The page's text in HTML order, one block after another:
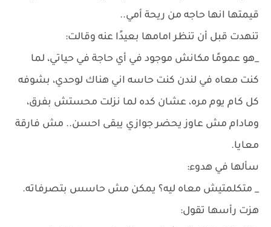
قيمتها انها حاجه من ريحة أمي..
تنهدت قبل أن تنظر امامها بعيدًا عنه وقالت:
_هو عمومًا مكانش موجود في أي حاجة في حياتي، لما
كنت معاه في لندن كنت حاسه اني هناك لوحدي، بشوفه
كل كام يوم مره، عشان كده لما نزلت محستش بفرق،
ومادام مش عاوز يحضر جوازي يبقى احسن.. مش فارقة
معايا.
سألها في هدوء:
_ متكلمتيش معاه ليه؟ يمكن مش حاسس بتصرفاته.
هزت رأسها تقول: